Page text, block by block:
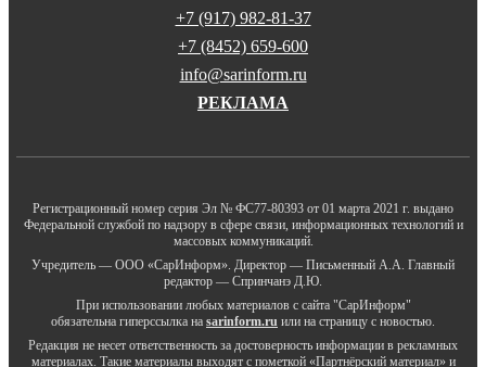
+7 (917) 982-81-37
+7 (8452) 659-600
info@sarinform.ru
РЕКЛАМА
Регистрационный номер серия Эл № ФС77-80393 от 01 марта 2021 г. выдано
Федеральной службой по надзору в сфере связи, информационных технологий и
массовых коммуникаций.
Учредитель — ООО «СарИнформ». Директор — Письменный А.А. Главный
редактор — Спринчанэ Д.Ю.
При использовании любых материалов с сайта "СарИнформ"
обязательна гиперссылка на sarinform.ru или на страницу с новостью.
Редакция не несет ответственность за достоверность информации в рекламных
материалах. Такие материалы выходят с пометкой «Партнёрский материал» и